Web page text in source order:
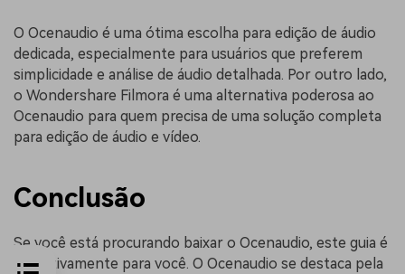
O Ocenaudio é uma ótima escolha para edição de áudio
dedicada, especialmente para usuários que preferem
simplicidade e análise de áudio detalhada. Por outro lado,
o Wondershare Filmora é uma alternativa poderosa ao
Ocenaudio para quem precisa de uma solução completa
para edição de áudio e vídeo.
Conclusão
Se você está procurando baixar o Ocenaudio, este guia é
definitivamente para você. O Ocenaudio se destaca pela